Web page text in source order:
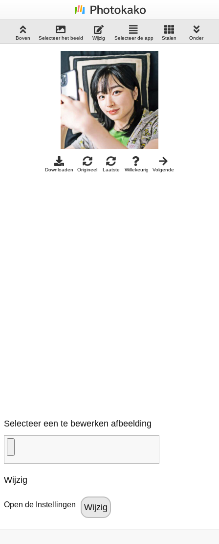
Boven Selecteer het beeld Wijzig Selecteer de app Stalen Onder
Downloaden Origineel Laatste Willekeurig Volgende
Selecteer een te bewerken afbeelding
Wijzig
Open de Instellingen